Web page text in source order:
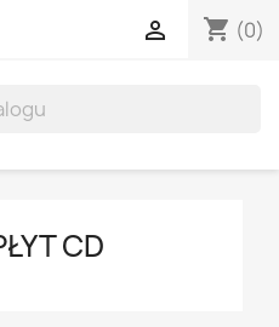
shopping_cart (0)

CD